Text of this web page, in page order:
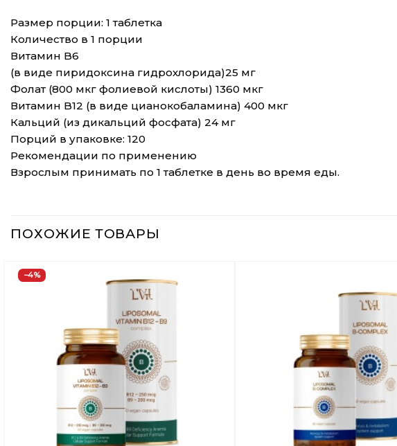
Размер порции: 1 таблетка
Количество в 1 порции
Витамин B6
(в виде пиридоксина гидрохлорида)25 мг
Фолат (800 мкг фолиевой кислоты) 1360 мкг
Витамин B12 (в виде цианокобаламина) 400 мкг
Кальций (из дикальций фосфата) 24 мг
Порций в упаковке: 120
Рекомендации по применению
Взрослым принимать по 1 таблетке в день во время еды.
ПОХОЖИЕ ТОВАРЫ
−4%